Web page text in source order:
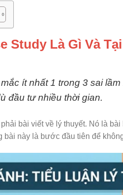
Study Là Gì Và
ít nhất 1 trong 3 sai
đầu tư nhiều thời gian.
bài viết về lý thuyết. Nó là
bài này là bước đầu tiên để